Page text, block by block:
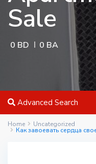
Sale
0 BD 0 BA
Advanced Search
Home Uncategorized
Как завоевать сердца